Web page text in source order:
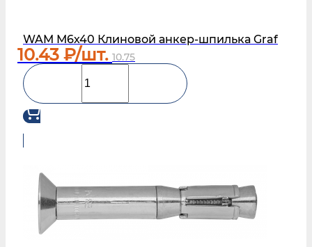
WAM М6х40 Клиновой анкер-шпилька Graf
10.43 ₽/шт. 10.75